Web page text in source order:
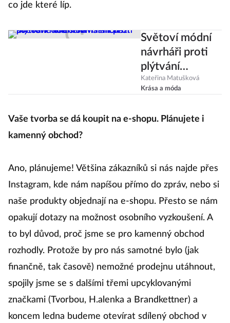
co jde které líp.
Světoví módní
návrháři proti
plýtvání
oblečením.
Přichází
slow fashion?
Kateřina Matušková
Krása a móda
Vaše tvorba se dá koupit na e-shopu. Plánujete i
kamenný obchod?
Ano, plánujeme! Většina zákazníků si nás najde přes
Instagram, kde nám napíšou přímo do zpráv, nebo si
naše produkty objednají na e-shopu. Přesto se nám
opakují dotazy na možnost osobního vyzkoušení. A
to byl důvod, proč jsme se pro kamenný obchod
rozhodly. Protože by pro nás samotné bylo (jak
finančně, tak časově) nemožné prodejnu utáhnout,
spojily jsme se s dalšími třemi upcyklovanými
značkami (Tvorbou, H.alenka a Brandkettner) a
koncem ledna budeme otevírat sdílený obchod v